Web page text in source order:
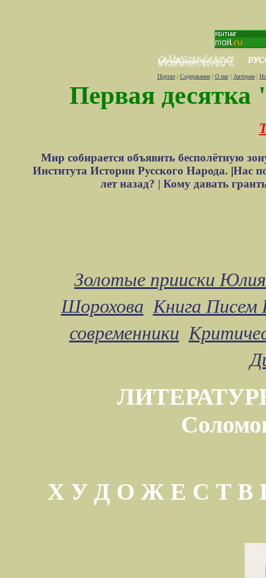
Портал| Содержание| О нас| Авторам|
Первая десятка
Мир собирается объявить бесполётную
Института Истории Русского Народа. |Нас
лет назад? | Кому давать
Золотые прииски
Шорохова Книга Писем
современники
Х У Д О Ж Е С Т